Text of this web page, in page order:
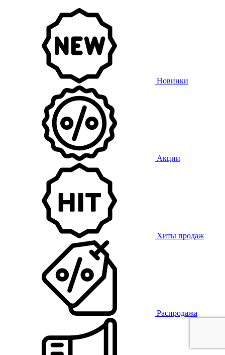
Новинки
Акции
Хиты продаж
Распродажа